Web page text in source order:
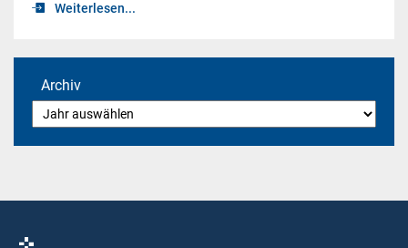
Weiterlesen...
Archiv